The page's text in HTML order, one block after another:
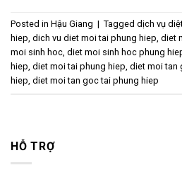
Posted in Hậu Giang | Tagged dịch vụ
hiep, dich vu diet moi tai phung hiep, diet
moi sinh hoc, diet moi sinh hoc phung
hiep, diet moi tai phung hiep, diet moi tan
hiep, diet moi tan goc tai phung hiep
HỖ TRỢ